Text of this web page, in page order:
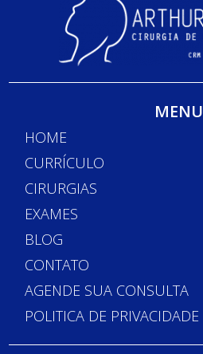
MENU
HOME
CURRÍCULO
CIRURGIAS
EXAMES
BLOG
CONTATO
AGENDE SUA CONSULTA
POLITICA DE PRIVACIDADE